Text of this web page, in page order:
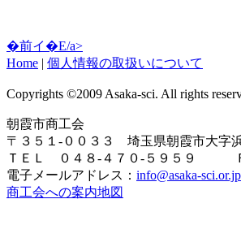
�前イ�E/a>
Home | 個人情報の取扱いについて
Copyrights ©2009 Asaka-sci. All rights
朝霞市商工会
〒３５１-００３３ 埼玉県朝霞市大字
ＴＥＬ ０４８-４７０-５９５９ Ｆ
電子メールアドレス： info@asaka-sci.or.jp
商工会への案内地図